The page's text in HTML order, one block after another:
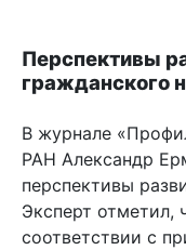
Перспективы
гражданского
В журнале
РАН Александр
перспективы
Эксперт отметил,
соответствии с